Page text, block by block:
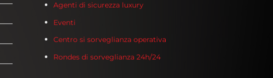
Agenti di sicurezza luxury
Eventi
Centro si sorveglianza operativa
Rondes di sorveglianza 24h/24